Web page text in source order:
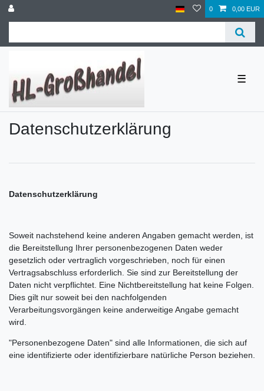
0 0,00 EUR
☰
Daten­schutz­erklärung
Datenschutzerklärung
Soweit nachstehend keine anderen Angaben gemacht werden, ist
die Bereitstellung Ihrer personenbezogenen Daten weder
gesetzlich oder vertraglich vorgeschrieben, noch für einen
Vertragsabschluss erforderlich. Sie sind zur Bereitstellung der
Daten nicht verpflichtet. Eine Nichtbereitstellung hat keine Folgen.
Dies gilt nur soweit bei den nachfolgenden
Verarbeitungsvorgängen keine anderweitige Angabe gemacht
wird.
"Personenbezogene Daten" sind alle Informationen, die sich auf
eine identifizierte oder identifizierbare natürliche Person beziehen.